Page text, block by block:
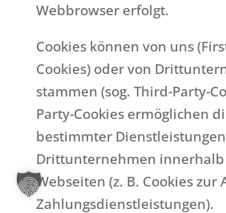
Webbrowser erfolgt.
Cookies können von uns
Cookies) oder von
stammen (sog. Third-Party-
Party-Cookies ermöglichen
bestimmter
Drittunternehmen innerhalb
Webseiten (z. B. Cookies zur
Zahlungsdienstleistungen).